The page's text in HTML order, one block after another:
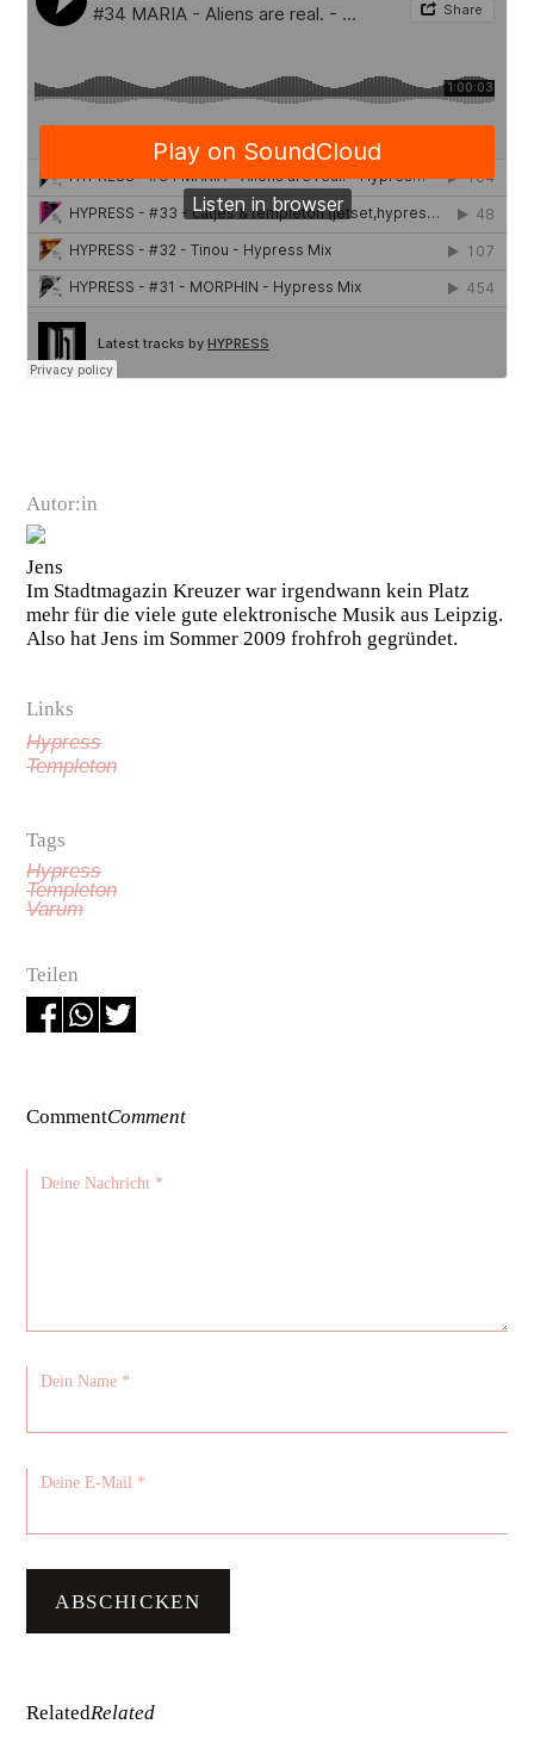
Autor:in
Jens
Im Stadtmagazin Kreuzer war irgendwann kein Platz
mehr für die viele gute elektronische Musik aus Leipzig.
Also hat Jens im Sommer 2009 frohfroh gegründet.
Links
Hypress
Templeton
Tags
Hypress
Templeton
Varum
Teilen
CommentComment
RelatedRelated